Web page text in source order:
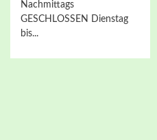
Nachmittags
GESCHLOSSEN Dienstag
bis...